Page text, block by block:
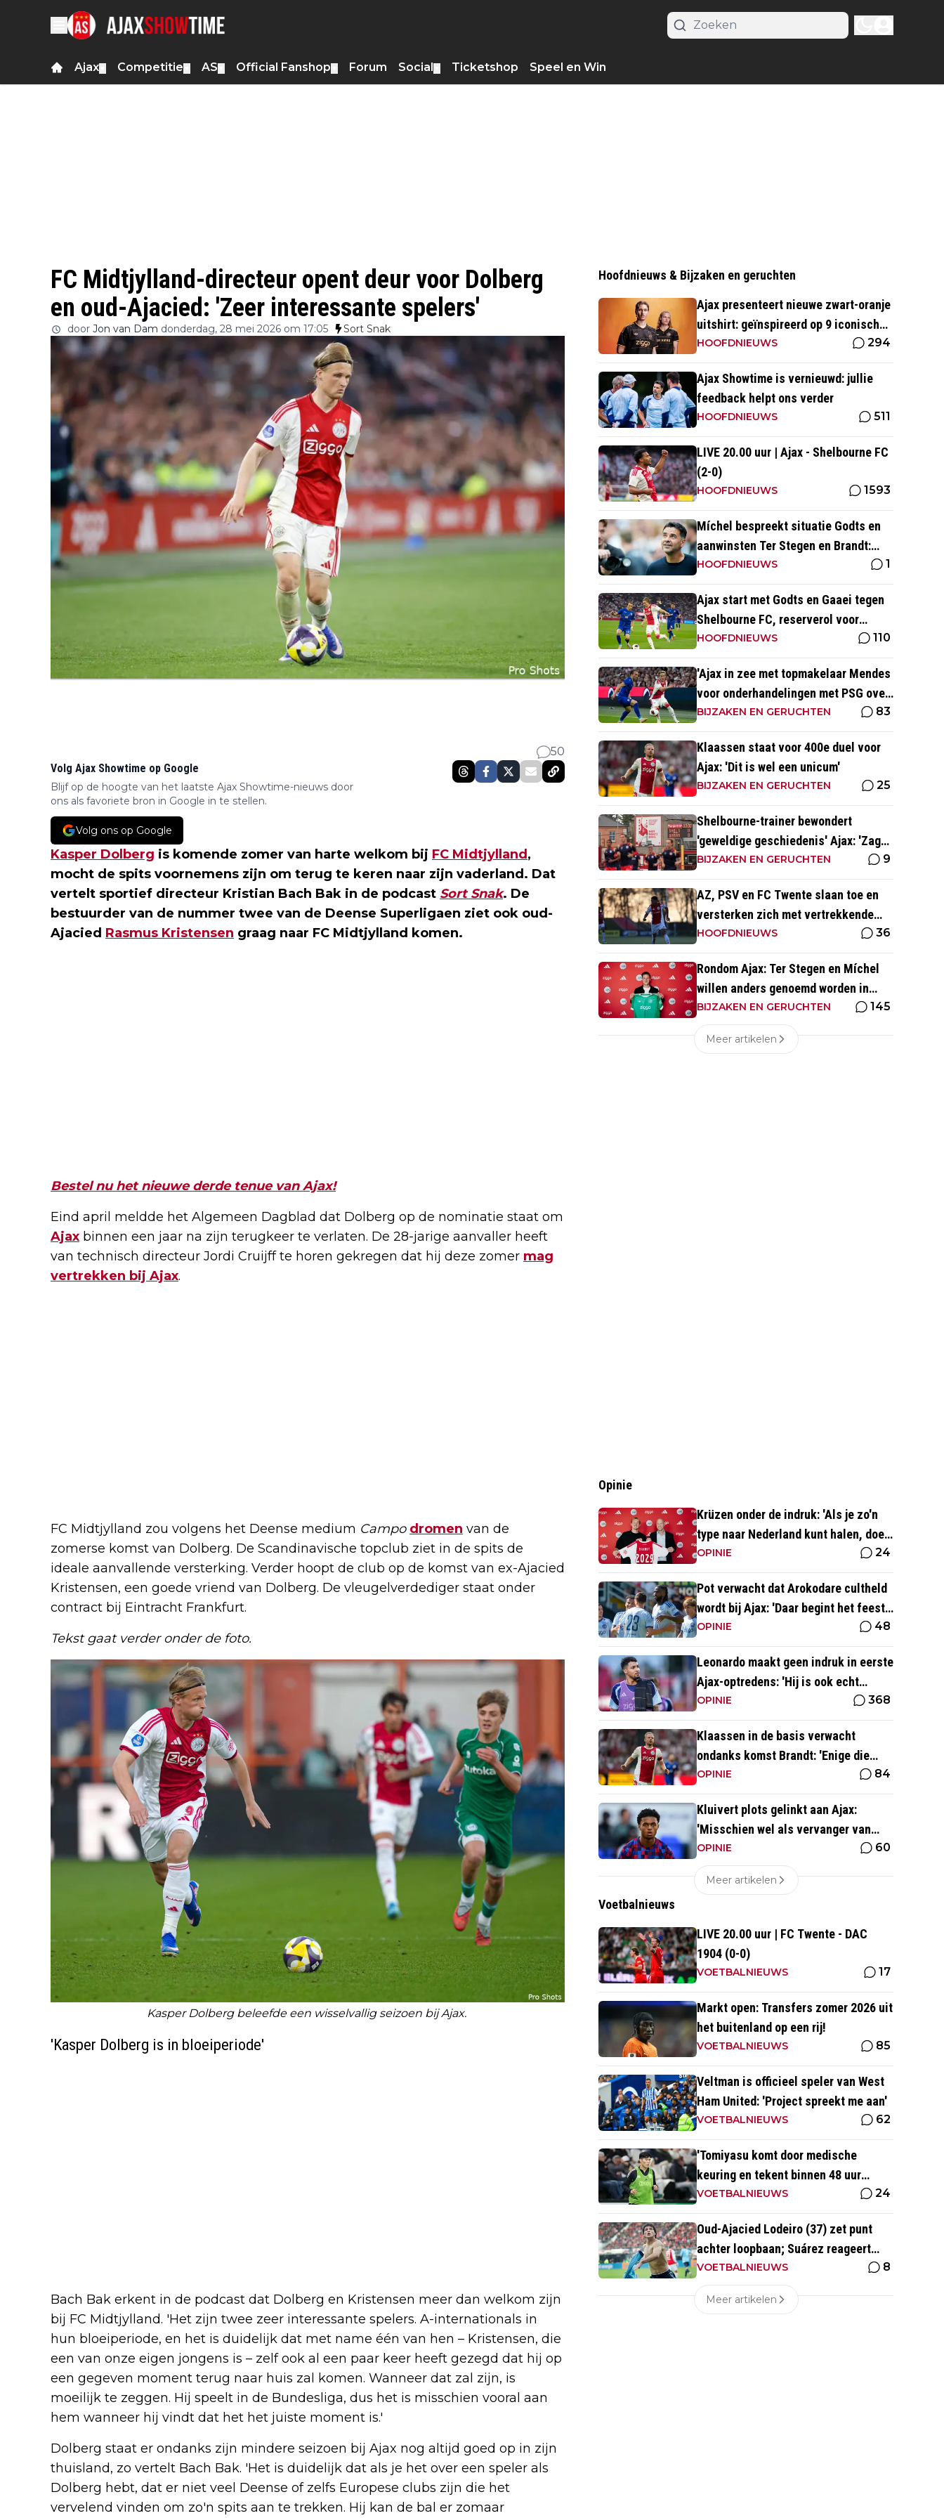
Ajax Competitie AS Official Fanshop Forum Social Ticketshop Speel en Win
FC Midtjylland-directeur opent deur voor Dolberg
en oud-Ajacied: 'Zeer interessante spelers'
door Jon van Dam donderdag, 28 mei 2026 om 17:05 Sort Snak
50
Volg Ajax Showtime op Google
Blijf op de hoogte van het laatste Ajax Showtime-nieuws door
ons als favoriete bron in Google in te stellen.
Volg ons op Google
Kasper Dolberg is komende zomer van harte welkom bij FC Midtjylland ,
mocht de spits voornemens zijn om terug te keren naar zijn vaderland. Dat
vertelt sportief directeur Kristian Bach Bak in de podcast Sort Snak. De
bestuurder van de nummer twee van de Deense Superligaen ziet ook oud-
Ajacied Rasmus Kristensen graag naar FC Midtjylland komen.
Bestel nu het nieuwe derde tenue van Ajax!
Eind april meldde het Algemeen Dagblad dat Dolberg op de nominatie staat om
Ajax binnen een jaar na zijn terugkeer te verlaten. De 28-jarige aanvaller heeft
van technisch directeur Jordi Cruijff te horen gekregen dat hij deze zomer mag
vertrekken bij Ajax.
FC Midtjylland zou volgens het Deense medium Campo dromen van de
zomerse komst van Dolberg. De Scandinavische topclub ziet in de spits de
ideale aanvallende versterking. Verder hoopt de club op de komst van ex-Ajacied
Kristensen, een goede vriend van Dolberg. De vleugelverdediger staat onder
contract bij Eintracht Frankfurt.
Tekst gaat verder onder de foto.
Kasper Dolberg beleefde een wisselvallig seizoen bij Ajax.
'Kasper Dolberg is in bloeiperiode'
Bach Bak erkent in de podcast dat Dolberg en Kristensen meer dan welkom zijn
bij FC Midtjylland. 'Het zijn twee zeer interessante spelers. A-internationals in
hun bloeiperiode, en het is duidelijk dat met name één van hen – Kristensen, die
een van onze eigen jongens is – zelf ook al een paar keer heeft gezegd dat hij op
een gegeven moment terug naar huis zal komen. Wanneer dat zal zijn, is
moeilijk te zeggen. Hij speelt in de Bundesliga, dus het is misschien vooral aan
hem wanneer hij vindt dat het het juiste moment is.'
Dolberg staat er ondanks zijn mindere seizoen bij Ajax nog altijd goed op in zijn
thuisland, zo vertelt Bach Bak. 'Het is duidelijk dat als je het over een speler als
Dolberg hebt, dat er niet veel Deense of zelfs Europese clubs zijn die het
vervelend vinden om zo'n spits aan te trekken. Hij kan de bal er zomaar
Hoofdnieuws & Bijzaken en geruchten
Ajax presenteert nieuwe zwart-oranje
uitshirt: geïnspireerd op 9 iconische
momenten uit clubhistorie
HOOFDNIEUWS 294
Ajax Showtime is vernieuwd: jullie
feedback helpt ons verder
HOOFDNIEUWS 511
LIVE 20.00 uur | Ajax - Shelbourne FC
(2-0)
HOOFDNIEUWS 1593
Míchel bespreekt situatie Godts en
aanwinsten Ter Stegen en Brandt:
'Julian kan spelen in de slotfase'
HOOFDNIEUWS 1
Ajax start met Godts en Gaaei tegen
Shelbourne FC, reserverol voor
Brandt en Ter Stegen
HOOFDNIEUWS 110
'Ajax in zee met topmakelaar Mendes
voor onderhandelingen met PSG over
Godts'
BIJZAKEN EN GERUCHTEN 83
Klaassen staat voor 400e duel voor
Ajax: 'Dit is wel een unicum'
BIJZAKEN EN GERUCHTEN 25
Shelbourne-trainer bewondert
'geweldige geschiedenis' Ajax: 'Zag
Kluivert de winnende scoren'
BIJZAKEN EN GERUCHTEN 9
AZ, PSV en FC Twente slaan toe en
versterken zich met vertrekkende
Ajax-talenten
HOOFDNIEUWS 36
Rondom Ajax: Ter Stegen en Míchel
willen anders genoemd worden in
media
BIJZAKEN EN GERUCHTEN 145
Meer artikelen
Opinie
Krüzen onder de indruk: 'Als je zo'n
type naar Nederland kunt halen, doe
je iets goed'
OPINIE 24
Pot verwacht dat Arokodare cultheld
wordt bij Ajax: 'Daar begint het feest
eigenlijk al'
OPINIE 48
Leonardo maakt geen indruk in eerste
Ajax-optredens: 'Hij is ook echt
langzaam'
OPINIE 368
Klaassen in de basis verwacht
ondanks komst Brandt: 'Enige die
daar goed kan spelen'
OPINIE 84
Kluivert plots gelinkt aan Ajax:
'Misschien wel als vervanger van
Mika Godts'
OPINIE 60
Meer artikelen
Voetbalnieuws
LIVE 20.00 uur | FC Twente - DAC
1904 (0-0)
VOETBALNIEUWS 17
Markt open: Transfers zomer 2026 uit
het buitenland op een rij!
VOETBALNIEUWS 85
Veltman is officieel speler van West
Ham United: 'Project spreekt me aan'
VOETBALNIEUWS 62
'Tomiyasu komt door medische
keuring en tekent binnen 48 uur
contract bij nieuwe club'
VOETBALNIEUWS 24
Oud-Ajacied Lodeiro (37) zet punt
achter loopbaan; Suárez reageert
emotioneel
VOETBALNIEUWS 8
Meer artikelen